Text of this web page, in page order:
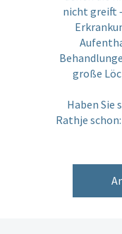
nicht greift
große
Haben Sie
Rathje